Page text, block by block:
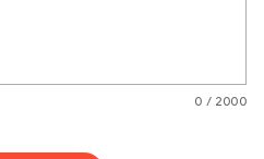
0 / 2000